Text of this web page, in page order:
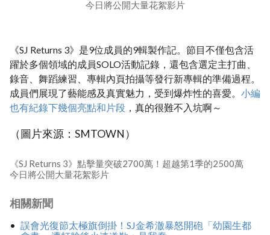
今日將公開大量花絮影片
《SJ Returns 3》是9位成員的9輯製作記。節目不僅包含活
躍於多個領域的成員SOLO活動記錄，還包含選定主打曲、
錄音、舞蹈練習、專輯內頁拍攝等發行新專輯的準備過程。
成員們展現了藝能感及真實魅力，受到爆炸性的喜愛。 小編
也有紀錄下幾個亮點和片段 ，真的很難不入坑啊～
（圖片來源：SMTOWN）
《SJ Returns 3》點擊量突破2700萬！超越第1季的2500萬
今日將公開大量花絮影片
相關新聞
誤會光復節太極旗倒掛！SJ金希澈暴怒開砲「幼園生都